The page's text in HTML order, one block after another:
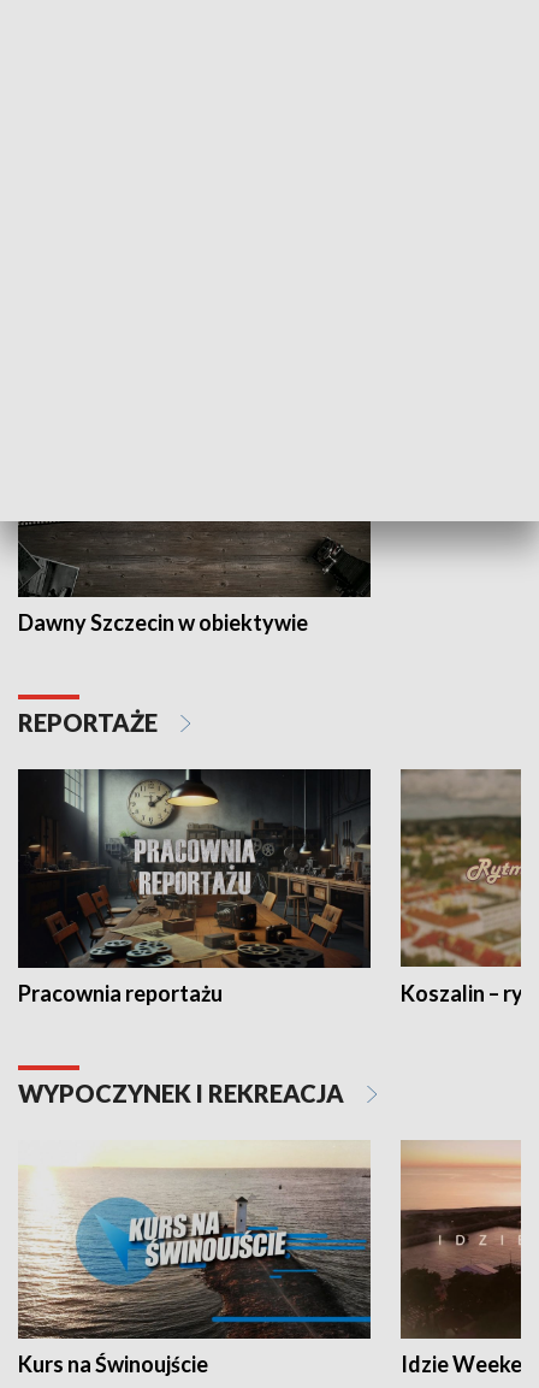
Dawny Szczecin w obiektywie
REPORTAŻE
Pracownia reportażu Koszalin –
WYPOCZYNEK I REKREACJA
Kurs na Świnoujście Idzie